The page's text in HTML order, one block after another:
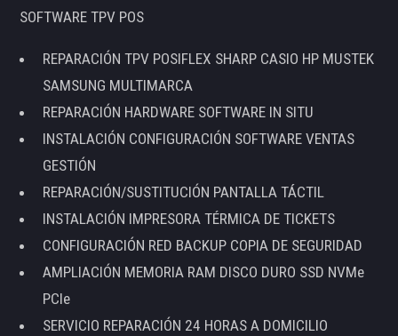
SOFTWARE TPV POS
REPARACIÓN TPV POSIFLEX SHARP CASIO HP MUSTEK
SAMSUNG MULTIMARCA
REPARACIÓN HARDWARE SOFTWARE IN SITU
INSTALACIÓN CONFIGURACIÓN SOFTWARE VENTAS
GESTIÓN
REPARACIÓN/SUSTITUCIÓN PANTALLA TÁCTIL
INSTALACIÓN IMPRESORA TÉRMICA DE TICKETS
CONFIGURACIÓN RED BACKUP COPIA DE SEGURIDAD
AMPLIACIÓN MEMORIA RAM DISCO DURO SSD NVMe
PCIe
SERVICIO REPARACIÓN 24 HORAS A DOMICILIO